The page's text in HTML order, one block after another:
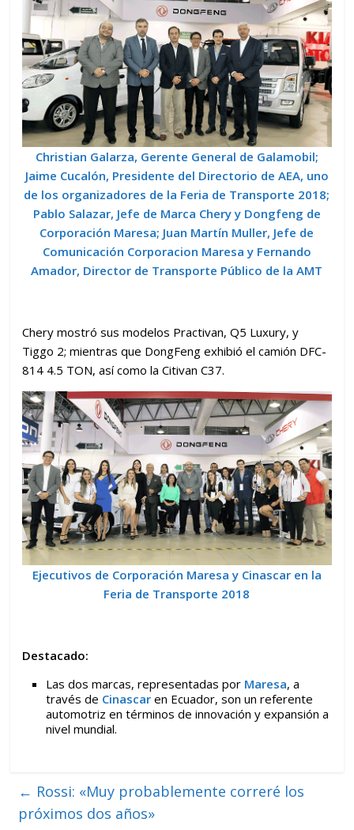
Christian Galarza, Gerente General de Galamobil;
Jaime Cucalón, Presidente del Directorio de AEA, uno
de los organizadores de la Feria de Transporte 2018;
Pablo Salazar, Jefe de Marca Chery y Dongfeng de
Corporación Maresa; Juan Martín Muller, Jefe de
Comunicación Corporacion Maresa y Fernando
Amador, Director de Transporte Público de la AMT
Chery mostró sus modelos Practivan, Q5 Luxury, y
Tiggo 2; mientras que DongFeng exhibió el camión DFC-
814 4.5 TON, así como la Citivan C37.
Ejecutivos de Corporación Maresa y Cinascar en la
Feria de Transporte 2018
Destacado:
Las dos marcas, representadas por Maresa, a
través de Cinascar en Ecuador, son un referente
automotriz en términos de innovación y expansión a
nivel mundial.
← Rossi: «Muy probablemente correré los
próximos dos años»